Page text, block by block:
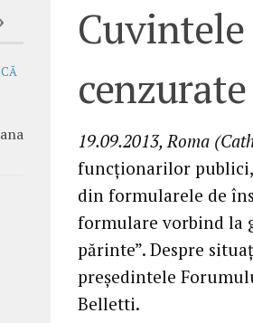
Cuvintele
19.09.2013, Roma
funcţionarilor publici,
din formularele de
formulare vorbind la
părinte”. Despre
preşedintele
Belletti.